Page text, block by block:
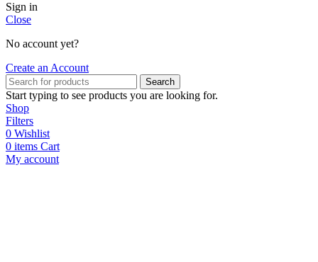
Sign in
Close
No account yet?
Create an Account
Search
Start typing to see products you are looking for.
Shop
Filters
0 Wishlist
0 items Cart
My account